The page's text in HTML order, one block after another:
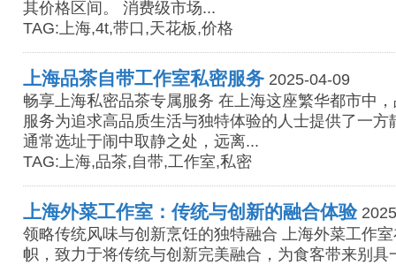
其价格区间。 消费级市场...
TAG:上海,4t,带口,天花板,价格
上海品茶自带工作室私密服务 2025-04-09
畅享上海私密品茶专属服务 在上海这座繁华都市中
服务为追求高品质生活与独特体验的人士提供了一
通常选址于闹中取静之处，远离...
TAG:上海,品茶,自带,工作室,私密
上海外菜工作室：传统与创新的融合体验
领略传统风味与创新烹饪的独特融合 上海外菜工作
帜，致力于将传统与创新完美融合，为食客带来别具